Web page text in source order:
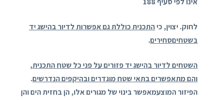
לחוק. יצוין, כיהתכנית כוללת גם אפשרות לדיור בהישג יד
בשטחיםסחירים.
השטחים לדיור בהישג יד פזורים על פני כל שטח התכנית,
והם מתאפשרים בתאי שטח מוגדרים ובהיקפים הנדרשים.
הפיזור המוצעמאפשר בינוי של מגורים אלו, הן בחזית הים והן